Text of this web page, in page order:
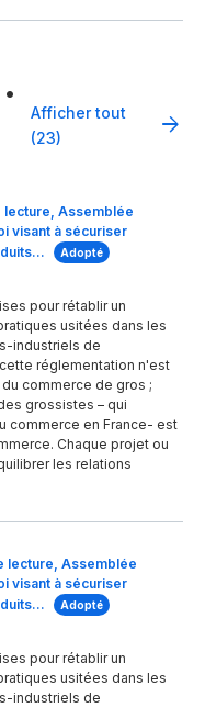
•
Afficher tout
(23)
lecture, Assemblée
visant à sécuriser
Adopté
pour rétablir un
usitées dans les
industriels de
réglementation n'est
commerce de gros ;
grossistes – qui
commerce en France- est
Chaque projet ou
les relations
lecture, Assemblée
visant à sécuriser
Adopté
pour rétablir un
usitées dans les
industriels de